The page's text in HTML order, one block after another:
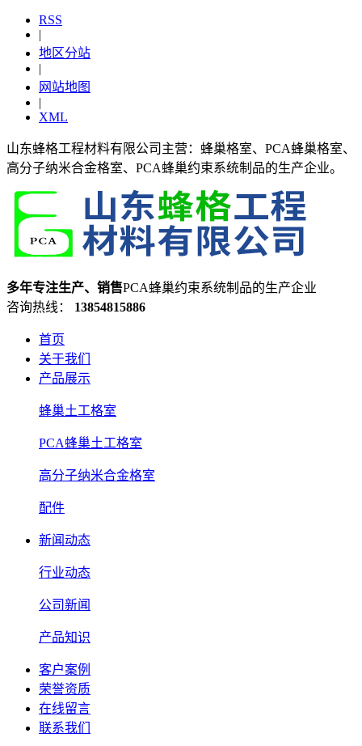
RSS
|
地区分站
|
网站地图
|
XML
山东蜂格工程材料有限公司主营：蜂巢格室、PCA蜂巢格室、
高分子纳米合金格室、PCA蜂巢约束系统制品的生产企业。
多年专注生产、销售PCA蜂巢约束系统制品的生产企业
咨询热线： 13854815886
首页
关于我们
产品展示
蜂巢土工格室
PCA蜂巢土工格室
高分子纳米合金格室
配件
新闻动态
行业动态
公司新闻
产品知识
客户案例
荣誉资质
在线留言
联系我们